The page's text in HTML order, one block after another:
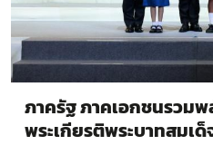
ภาครัฐ ภาคเอกชนรวม
พระเกียรติพระบาทสมเ